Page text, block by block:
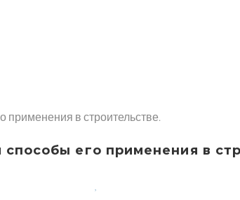
в строительстве.
его применения в